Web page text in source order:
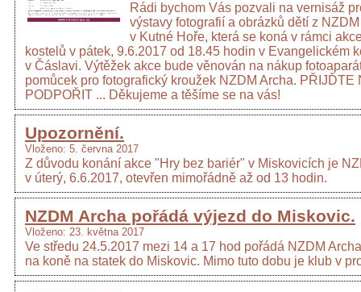
Rádi bychom Vás pozvali na vernisáž
výstavy fotografií a obrázků dětí z
v Kutné Hoře, která se koná v rámci
kostelů v pátek, 9.6.2017 od 18.45 hodin v Evangelickém
v Čáslavi. Výtěžek akce bude věnován na nákup
pomůcek pro fotografický kroužek NZDM Archa. PŘIJĎTE
PODPOŘIT ... Děkujeme a těšíme se na vás!
Upozornění.
Vloženo: 5. června 2017
Z důvodu konání akce "Hry bez bariér" v Miskovicích je
v úterý, 6.6.2017, otevřen mimořádně až od 13 hodin.
NZDM Archa pořádá výjezd do Miskovic.
Vloženo: 23. května 2017
Ve středu 24.5.2017 mezi 14 a 17 hod pořádá NZDM
na koně na statek do Miskovic. Mimo tuto dobu je klub v